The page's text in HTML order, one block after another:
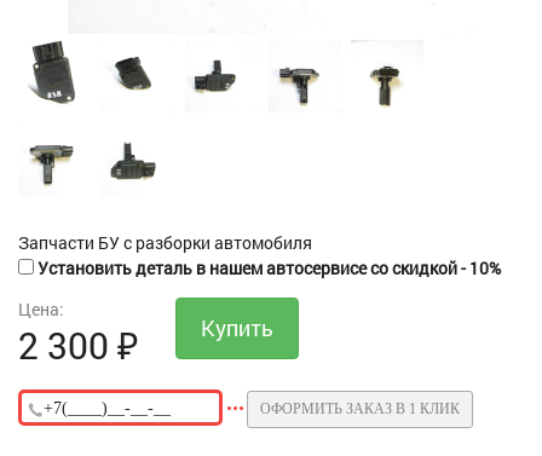
Запчасти БУ с разборки автомобиля
Установить деталь в нашем автосервисе со скидкой - 10%
Цена:
2 300 ₽
ОФОРМИТЬ ЗАКАЗ В 1 КЛИК